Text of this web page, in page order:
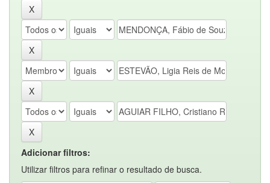
Adicionar filtros:
Utilizar filtros para refinar o resultado de busca.